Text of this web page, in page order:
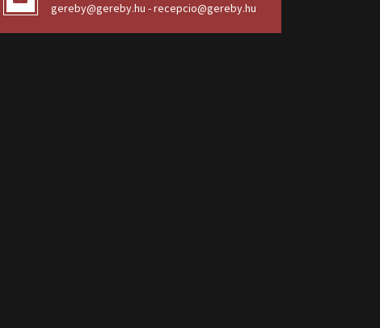
gereby@gereby.hu - recepcio@gereby.hu